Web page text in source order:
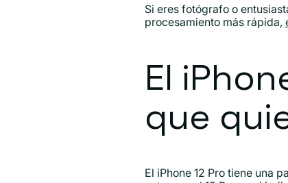
Si eres fotógrafo o
procesamiento más rápida,
El
que
El iPhone 12 Pro tiene una